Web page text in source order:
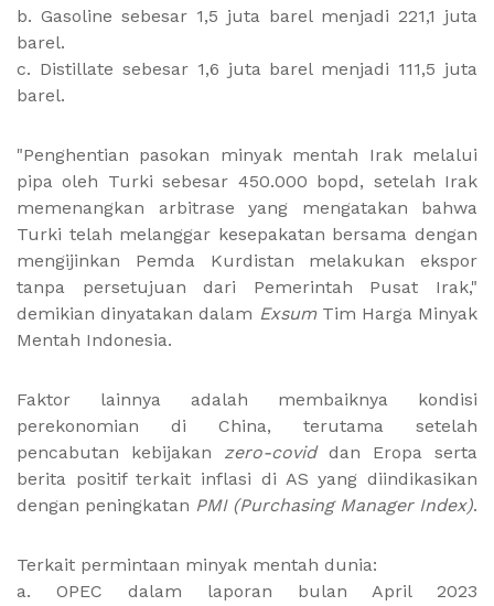
b. Gasoline sebesar 1,5 juta barel menjadi 221,1 juta
barel.
c. Distillate sebesar 1,6 juta barel menjadi 111,5 juta
barel.
"Penghentian pasokan minyak mentah Irak melalui
pipa oleh Turki sebesar 450.000 bopd, setelah Irak
memenangkan arbitrase yang mengatakan bahwa
Turki telah melanggar kesepakatan bersama dengan
mengijinkan Pemda Kurdistan melakukan ekspor
tanpa persetujuan dari Pemerintah Pusat Irak,"
demikian dinyatakan dalam ExsumTim Harga Minyak
Mentah Indonesia.
Faktor lainnya adalah membaiknya kondisi
perekonomian di China, terutama setelah
pencabutan kebijakan zero-coviddan Eropa serta
berita positif terkait inflasi di AS yang diindikasikan
dengan peningkatan PMI (Purchasing Manager Index).
Terkait permintaan minyak mentah dunia:
a. OPEC dalam laporan bulan April 2023